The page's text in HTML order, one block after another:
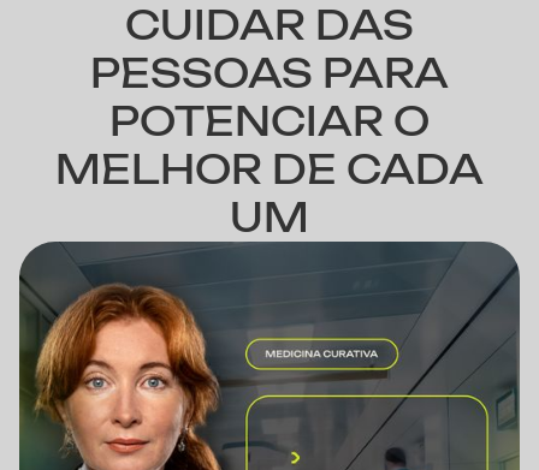
CUIDAR DAS
PESSOAS PARA
POTENCIAR O
MELHOR DE CADA
UM